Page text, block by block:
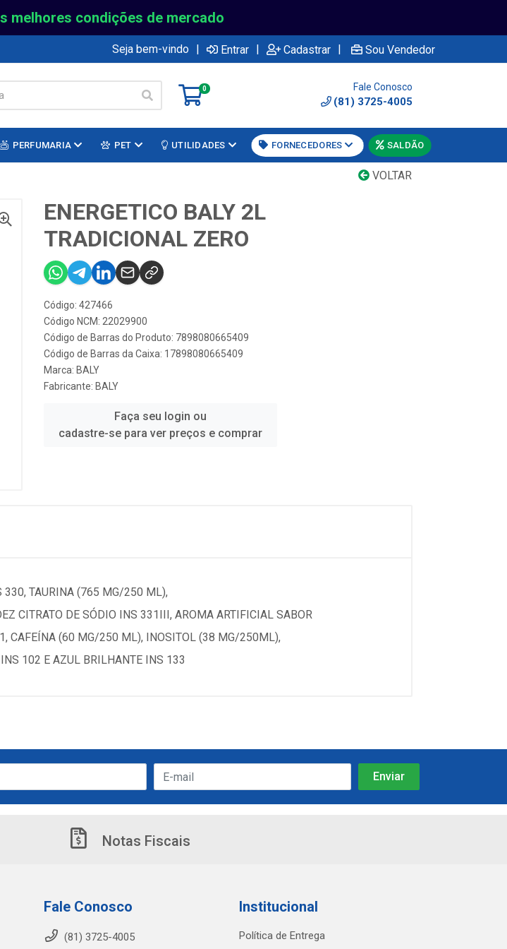
melhores condições de mercado
Seja bem-vindo | Entrar | Cadastrar | Sou Vendedor
0 Fale Conosco
(81) 3725-4005
PERFUMARIA PET UTILIDADES FORNECEDORES SALDÃO
VOLTAR
ENERGETICO BALY 2L
TRADICIONAL ZERO
Código: 427466
Código NCM: 22029900
Código de Barras do Produto: 7898080665409
Código de Barras da Caixa: 17898080665409
Marca: BALY
Fabricante: BALY
Faça seu login ou
cadastre-se para ver preços e comprar
330, TAURINA (765 MG/250 ML),
CITRATO DE SÓDIO INS 331III, AROMA ARTIFICIAL SABOR
CAFEÍNA (60 MG/250 ML), INOSITOL (38 MG/250ML),
102 E AZUL BRILHANTE INS 133
Notas Fiscais
Fale Conosco
(81) 3725-4005
Institucional
Política de Entrega